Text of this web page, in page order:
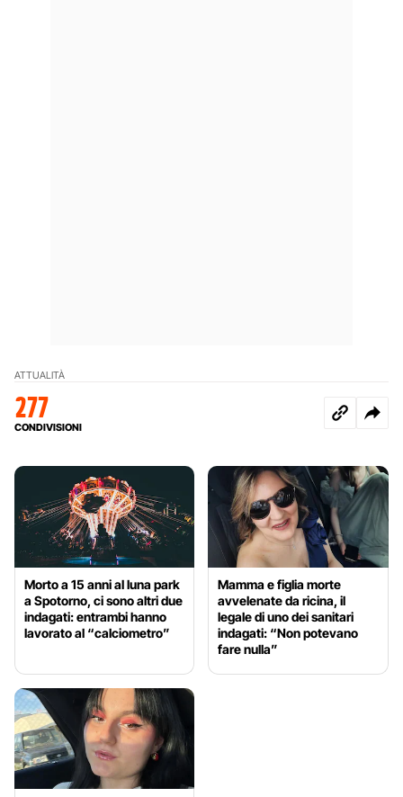
ATTUALITÀ
277
CONDIVISIONI
Morto a 15 anni al luna park
a Spotorno, ci sono altri due
indagati: entrambi hanno
lavorato al “calciometro”
Mamma e figlia morte
avvelenate da ricina, il
legale di uno dei sanitari
indagati: “Non potevano
fare nulla”